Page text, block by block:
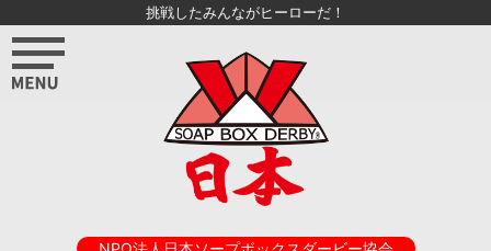
挑戦したみんながヒーローだ！